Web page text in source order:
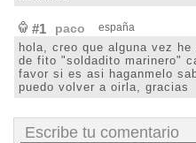
#1 paco españa
hola, creo que alguna vez
de fito "soldadito marinero"
favor si es asi haganmelo
puedo volver a oirla, gracias
Escribe tu comentario